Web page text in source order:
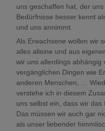
uns geschaffen hat, der
Bedürfnisse besser kennt
und uns annimmt.
Als Erwachsene wollen wir
alles alleine und aus
wir uns allerdings abhängig
vergänglichen Dingen wie
anderen Menschen, …
verstehe ich in diesem
uns selbst ein, dass wir das
Das müssen wir auch gar
als unser liebender